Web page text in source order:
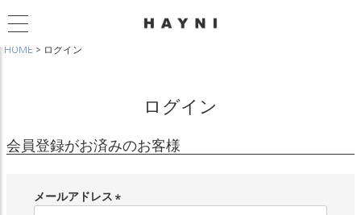
HOME ログイン
ログイン
会員登録がお済みのお客様
メールアドレス